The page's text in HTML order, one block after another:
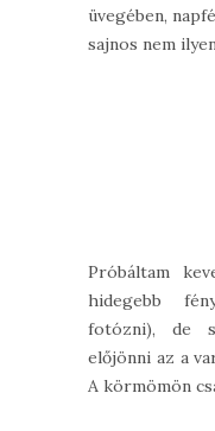
üvegében,
sajnos nem
Próbáltam
hidegebb
fotózni), de
előjönni az a
A körmömön